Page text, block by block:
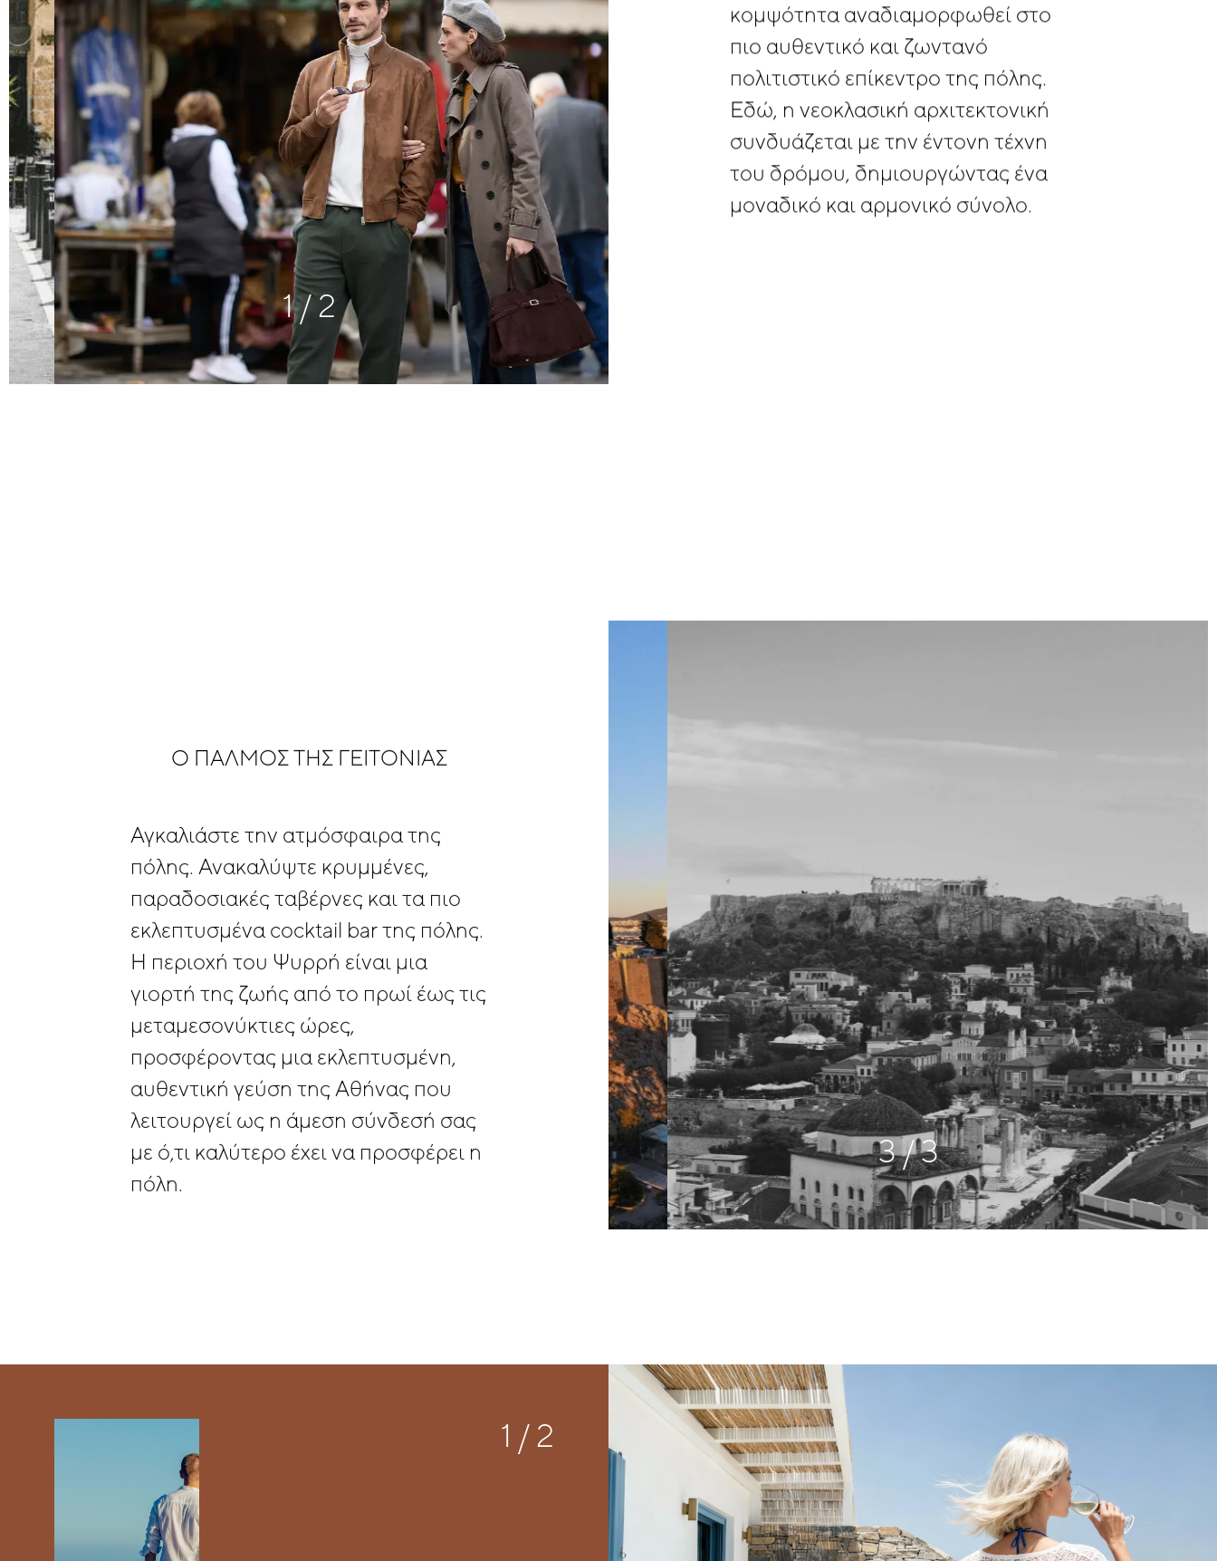
1/2
κομψότητααναδιαμορφωθείστο
πιο αυθεντικό καιζωντανό
πολιτιστικό επίκεντρο της πόλης.
Εδώ, η νεοκλασική αρχιτεκτονική
συνδυάζεται με την έντονη τέχνη
του δρόμου, δημιουργώντας ένα
μοναδικό καιαρμονικό σύνολο.
3/3
Ο ΠΑΛΜΌΣΤΗΣ ΓΕΙΤΟΝΙΆΣ
Αγκαλιάστε την ατμόσφαιρατης
πόλης. Ανακαλύψτε κρυμμένες,
παραδοσιακές ταβέρνες καιτα πιο
εκλεπτυσμέναcocktail barτης πόλης.
Η περιοχή του Ψυρρή είναι μια
γιορτή της ζωής από το πρωίέως τις
μεταμεσονύκτιες ώρες,
προσφέροντας μιαεκλεπτυσμένη,
αυθεντική γεύση της Αθήνας που
λειτουργείως η άμεση σύνδεσή σας
με ό,τι καλύτερο έχεινα προσφέρει η
πόλη.
1 /2